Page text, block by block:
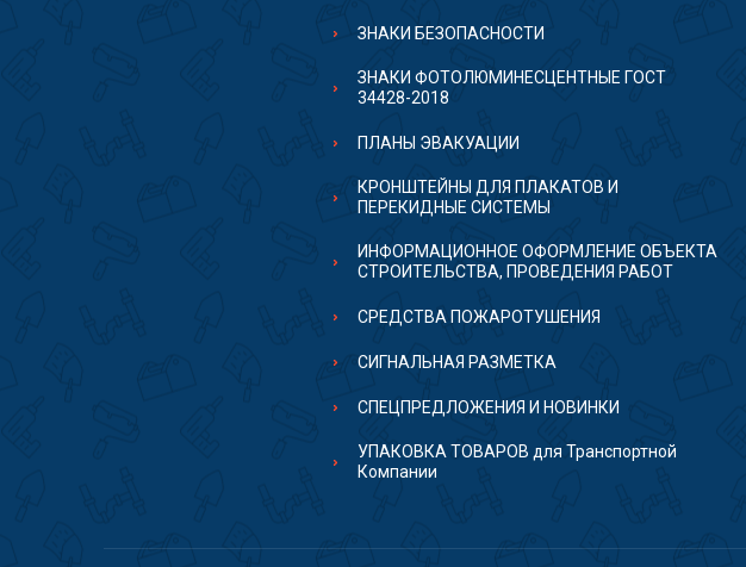
ЗНАКИ БЕЗОПАСНОСТИ
ЗНАКИ ФОТОЛЮМИНЕСЦЕНТНЫЕ ГОСТ
34428-2018
ПЛАНЫ ЭВАКУАЦИИ
КРОНШТЕЙНЫ ДЛЯ ПЛАКАТОВ И
ПЕРЕКИДНЫЕ СИСТЕМЫ
ИНФОРМАЦИОННОЕ ОФОРМЛЕНИЕ ОБЪЕКТА
СТРОИТЕЛЬСТВА, ПРОВЕДЕНИЯ РАБОТ
СРЕДСТВА ПОЖАРОТУШЕНИЯ
СИГНАЛЬНАЯ РАЗМЕТКА
СПЕЦПРЕДЛОЖЕНИЯ И НОВИНКИ
УПАКОВКА ТОВАРОВ для Транспортной
Компании